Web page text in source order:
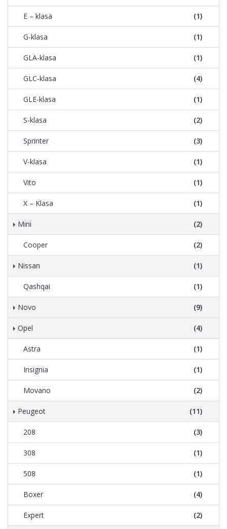
E – klasa (1)
G-klasa (1)
GLA-klasa (1)
GLC-klasa (4)
GLE-klasa (1)
S-klasa (2)
Sprinter (3)
V-klasa (1)
Vito (1)
X – Klasa (1)
Mini (2)
Cooper (2)
Nissan (1)
Qashqai (1)
Novo (9)
Opel (4)
Astra (1)
Insignia (1)
Movano (2)
Peugeot (11)
208 (3)
308 (1)
508 (1)
Boxer (4)
Expert (2)